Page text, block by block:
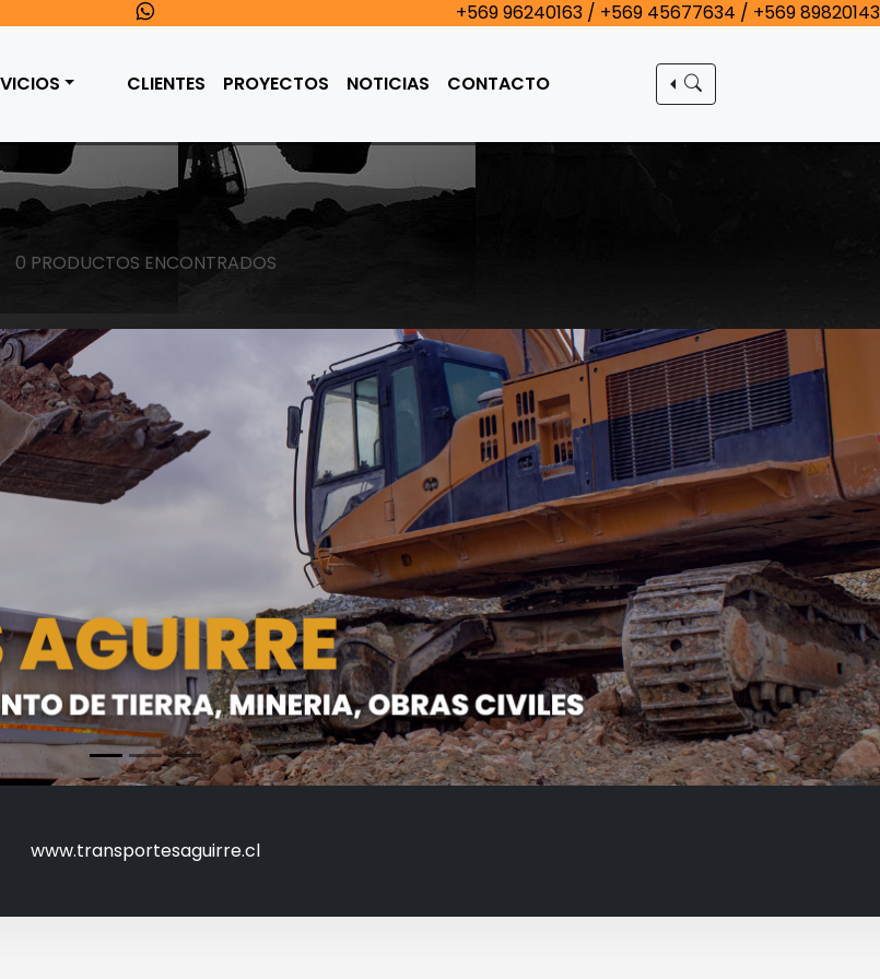
+569 96240163 / +569 45677634 / +569 89820143
CLIENTES PROYECTOS NOTICIAS CONTACTO
0 PRODUCTOS ENCONTRADOS
Siguiente
www.transportesaguirre.cl